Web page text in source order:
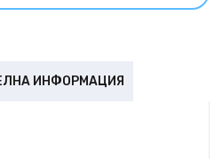
ИНФОРМАЦИЯ